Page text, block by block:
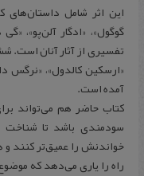
این اثر شامل داستان‌های
گوگول»، «ادگار آلن‌پو»،
تفسیری از آثار آنان است.
«ارسکین کالدول»، «نرگس
آمده است.
کتاب حاضر هم می‌تواند
سودمندی باشد تا
خواندنش را عمیق‌تر کنند و
راه را یاری می‌دهد که